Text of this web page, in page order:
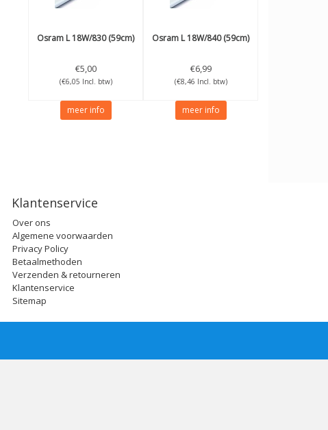
Osram L 18W/830 (59cm)
€5,00
(€6,05 Incl. btw)
meer info
Osram L 18W/840 (59cm)
€6,99
(€8,46 Incl. btw)
meer info
Klantenservice
Over ons
Algemene voorwaarden
Privacy Policy
Betaalmethoden
Verzenden & retourneren
Klantenservice
Sitemap